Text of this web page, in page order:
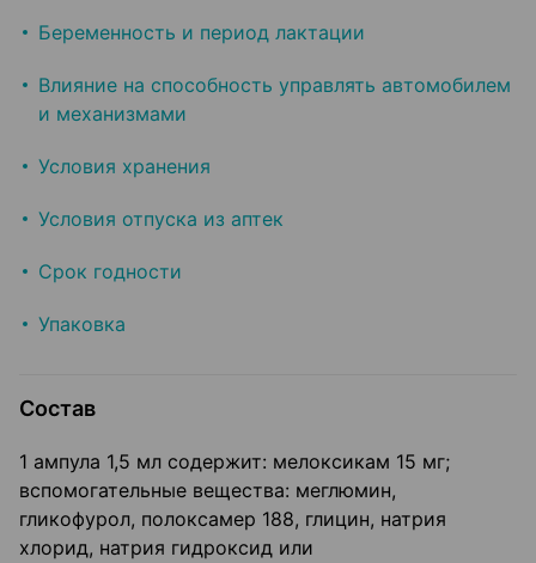
Беременность и период лактации
Влияние на способность управлять автомобилем
и механизмами
Условия хранения
Условия отпуска из аптек
Срок годности
Упаковка
Состав
1 ампула 1,5 мл содержит: мелоксикам 15 мг;
вспомогательные вещества: меглюмин,
гликофурол, полоксамер 188, глицин, натрия
хлорид, натрия гидроксид или